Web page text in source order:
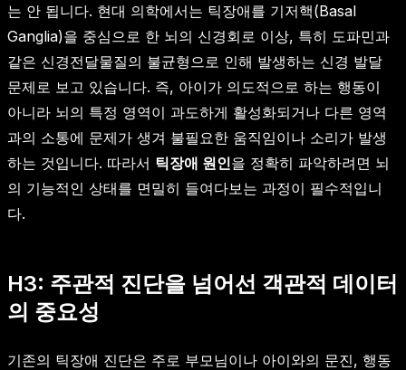
는 안 됩니다. 현대 의학에서는 틱장애를 기저핵(Basal
Ganglia)을 중심으로 한 뇌의 신경회로 이상, 특히 도파민과
같은 신경전달물질의 불균형으로 인해 발생하는 신경 발달
문제로 보고 있습니다. 즉, 아이가 의도적으로 하는 행동이
아니라 뇌의 특정 영역이 과도하게 활성화되거나 다른 영역
과의 소통에 문제가 생겨 불필요한 움직임이나 소리가 발생
하는 것입니다. 따라서 틱장애 원인을 정확히 파악하려면 뇌
의 기능적인 상태를 면밀히 들여다보는 과정이 필수적입니
다.
H3: 주관적 진단을 넘어선 객관적 데이터
의 중요성
기존의 틱장애 진단은 주로 부모님이나 아이와의 문진, 행동